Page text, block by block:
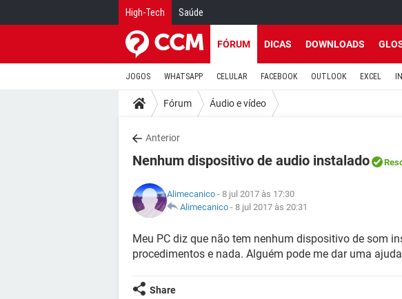
High-Tech Saúde
FÓRUM DICAS DOWNLOADS
JOGOS WHATSAPP CELULAR FACEBOOK OUTLOOK EXCEL
Fórum Áudio e vídeo
Anterior
Nenhum dispositivo de audio instalado
Alimecanico - 8 jul 2017 às 17:30
Alimecanico - 8 jul 2017 às 20:31
Meu PC diz que não tem nenhum dispositivo de som
procedimentos e nada. Alguém pode me dar uma
Share